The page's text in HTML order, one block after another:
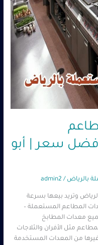
سعر | أبو
بالرياض /
admin2
وتريد بيعها بسرعة
المطاعم المستعملة –
لجميع معدات المطابخ
مثل الأفران والثلاجات
من المعدات المستخدمة